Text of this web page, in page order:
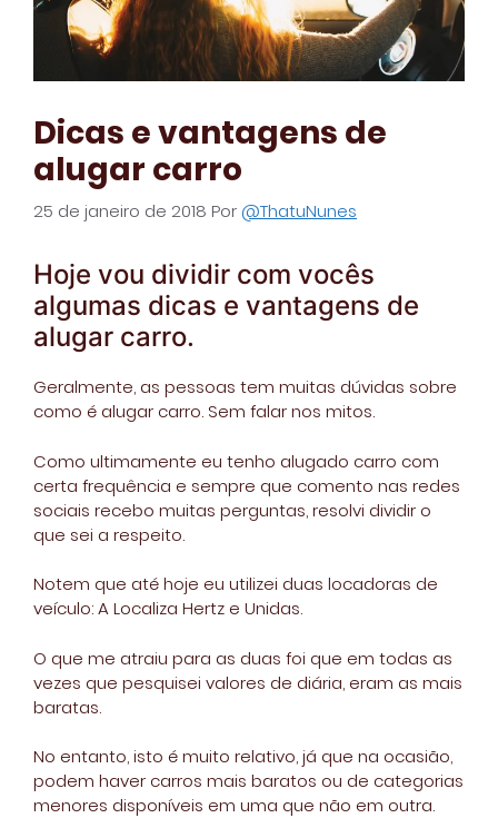
Dicas e vantagens de
alugar carro
25 de janeiro de 2018 Por @ThatuNunes
Hoje vou dividir com vocês
algumas dicas e vantagens de
alugar carro.
Geralmente, as pessoas tem muitas dúvidas sobre
como é alugar carro. Sem falar nos mitos.
Como ultimamente eu tenho alugado carro com
certa frequência e sempre que comento nas redes
sociais recebo muitas perguntas, resolvi dividir o
que sei a respeito.
Notem que até hoje eu utilizei duas locadoras de
veículo: A Localiza Hertz e Unidas.
O que me atraiu para as duas foi que em todas as
vezes que pesquisei valores de diária, eram as mais
baratas.
No entanto, isto é muito relativo, já que na ocasião,
podem haver carros mais baratos ou de categorias
menores disponíveis em uma que não em outra.